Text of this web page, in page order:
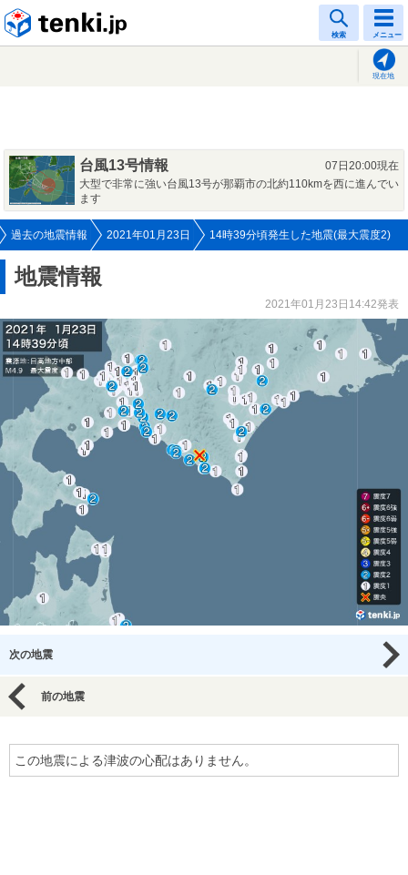
検索 メニュー
現在地
台風13号情報
07日20:00現在
大型で非常に強い台風13号が那覇市の北約110kmを西に進んでい
ます
過去の地震情報 2021年01月23日 14時39分頃発生した地震(最大震度2)
地震情報
2021年01月23日14:42発表
次の地震
前の地震
この地震による津波の心配はありません。